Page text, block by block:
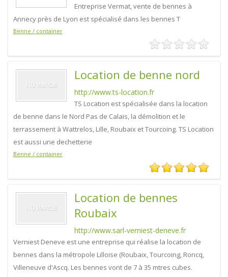
Entreprise Vermat, vente de bennes à
Annecy près de Lyon est spécialisé dans les bennes T
Benne / container
Location de benne nord
http://www.ts-location.fr
TS Location est spécialisée dans la location
de benne dans le Nord Pas de Calais, la démolition et le
terrassement à Wattrelos, Lille, Roubaix et Tourcoing. TS Location
est aussi une dechetterie
Benne / container
Location de bennes
Roubaix
http://www.sarl-verniest-deneve.fr
Verniest Deneve est une entreprise qui réalise la location de
bennes dans la métropole Lilloise (Roubaix, Tourcoing, Roncq,
Villeneuve d'Ascq. Les bennes vont de 7 à 35 mtres cubes.